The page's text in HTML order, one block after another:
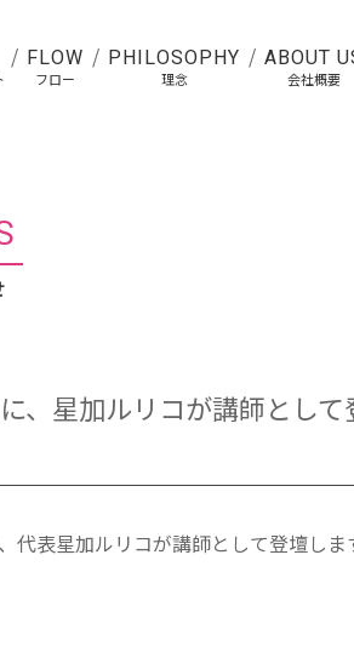
FLOW
フロー
PHILOSOPHY
理念
ABOUT
会社概要
、星加ルリコが講師として
表星加ルリコが講師として登壇しま